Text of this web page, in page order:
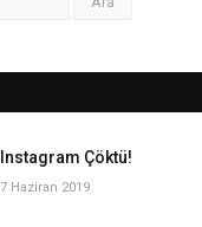
Instagram Çöktü!
7 Haziran 2019